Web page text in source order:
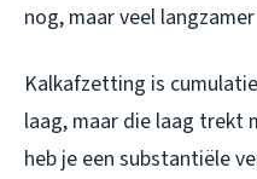
nog, maar veel
Kalkafzetting is
laag, maar die laag trekt
heb je een substantiële